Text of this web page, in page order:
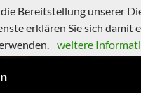
Bereitstellung unserer
erklären Sie sich damit
weitere